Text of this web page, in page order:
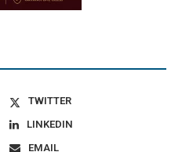
TWITTER
LINKEDIN
EMAIL